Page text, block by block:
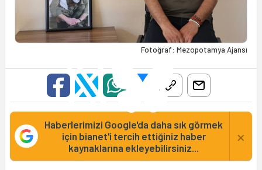
Fotoğraf: Mezopotamya Ajansı
Haberlerimizi Google'da daha sık görmek
için bianet'i tercih ettiğiniz haber
kaynaklarına ekleyebilirsiniz...
×